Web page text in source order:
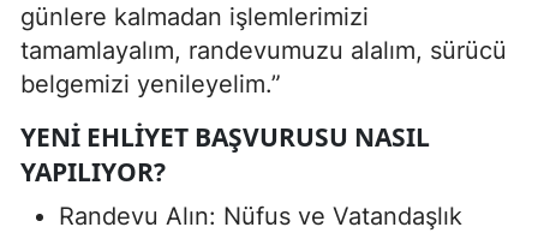
günlere kalmadan işlemlerimizi
tamamlayalım, randevumuzu alalım, sürücü
belgemizi yenileyelim.”
YENI EHLIYET BAŞVURUSU NASIL
YAPILIYOR?
Randevu Alın: Nüfus ve Vatandaşlık